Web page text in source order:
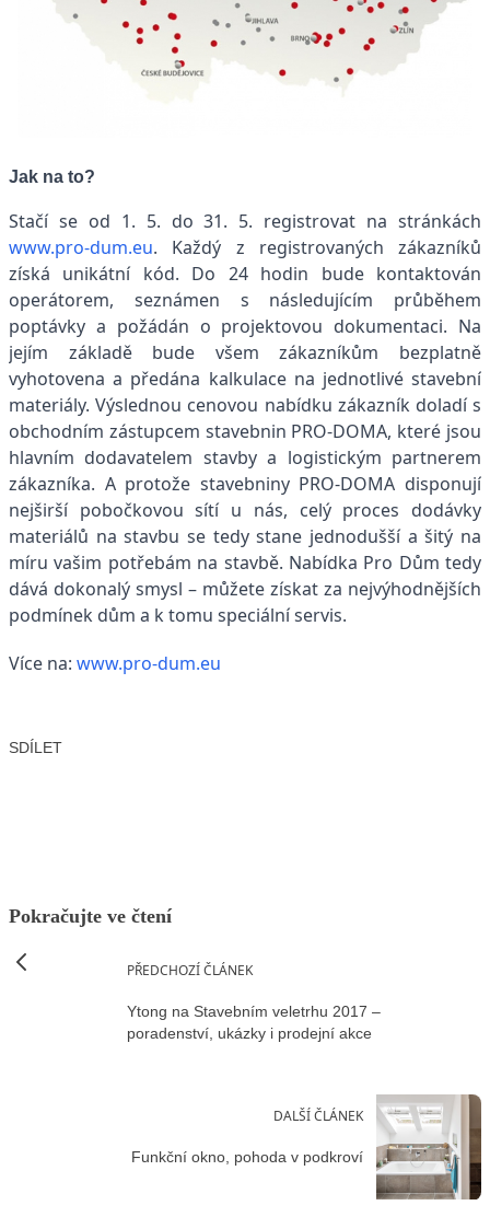
Jak na to?
Stačí se od 1. 5. do 31. 5. registrovat na stránkách
www.pro-dum.eu. Každý z registrovaných zákazníků
získá unikátní kód. Do 24 hodin bude kontaktován
operátorem, seznámen s následujícím průběhem
poptávky a požádán o projektovou dokumentaci. Na
jejím základě bude všem zákazníkům bezplatně
vyhotovena a předána kalkulace na jednotlivé stavební
materiály. Výslednou cenovou nabídku zákazník doladí s
obchodním zástupcem stavebnin PRO-DOMA, které jsou
hlavním dodavatelem stavby a logistickým partnerem
zákazníka. A protože stavebniny PRO-DOMA disponují
nejširší pobočkovou sítí u nás, celý proces dodávky
materiálů na stavbu se tedy stane jednodušší a šitý na
míru vašim potřebám na stavbě. Nabídka Pro Dům tedy
dává dokonalý smysl – můžete získat za nejvýhodnějších
podmínek dům a k tomu speciální servis.
Více na: www.pro-dum.eu
SDÍLET
Pokračujte ve čtení
PŘEDCHOZÍ ČLÁNEK
Ytong na Stavebním veletrhu 2017 –
poradenství, ukázky i prodejní akce
DALŠÍ ČLÁNEK
Funkční okno, pohoda v podkroví